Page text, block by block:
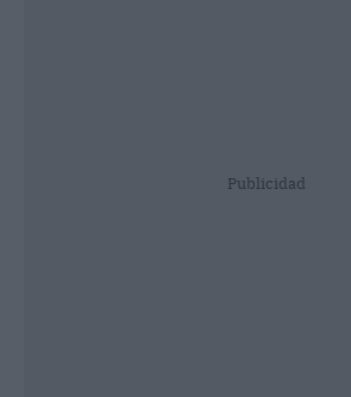
Publicidad